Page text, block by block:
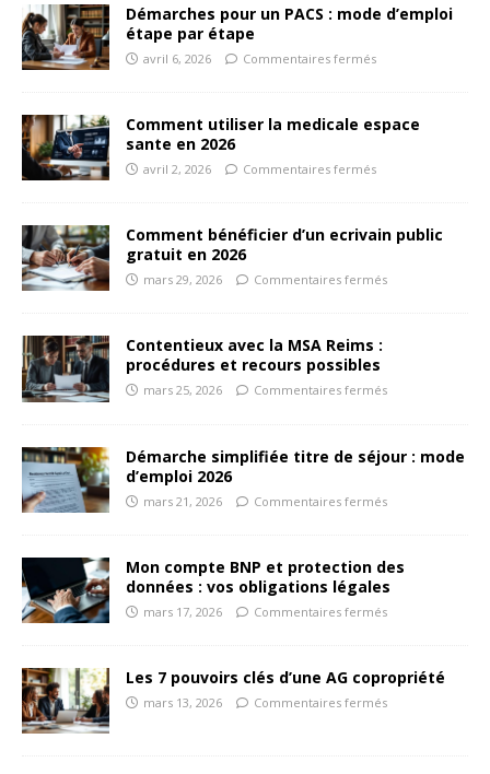
Démarches pour un PACS : mode d’emploi
étape par étape
avril 6, 2026 Commentaires fermés
Comment utiliser la medicale espace
sante en 2026
avril 2, 2026 Commentaires fermés
Comment bénéficier d’un ecrivain public
gratuit en 2026
mars 29, 2026 Commentaires fermés
Contentieux avec la MSA Reims :
procédures et recours possibles
mars 25, 2026 Commentaires fermés
Démarche simplifiée titre de séjour : mode
d’emploi 2026
mars 21, 2026 Commentaires fermés
Mon compte BNP et protection des
données : vos obligations légales
mars 17, 2026 Commentaires fermés
Les 7 pouvoirs clés d’une AG copropriété
mars 13, 2026 Commentaires fermés